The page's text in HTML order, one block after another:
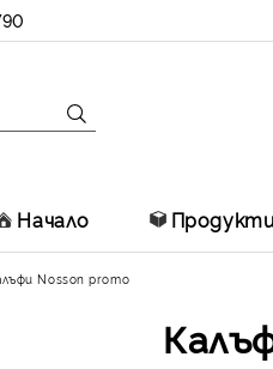
Начало
Nosson promo